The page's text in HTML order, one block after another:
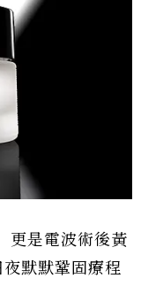
更是電波術後黃
默默鞏固療程